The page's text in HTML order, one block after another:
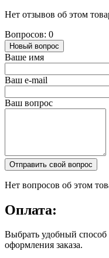
Нет отзывов об этом
Вопросов: 0
Новый вопрос
Ваше имя
Ваш e-mail
Ваш вопрос
Отправить свой вопрос
Нет вопросов об этом
Оплата:
Выбрать удобный
оформления заказа.